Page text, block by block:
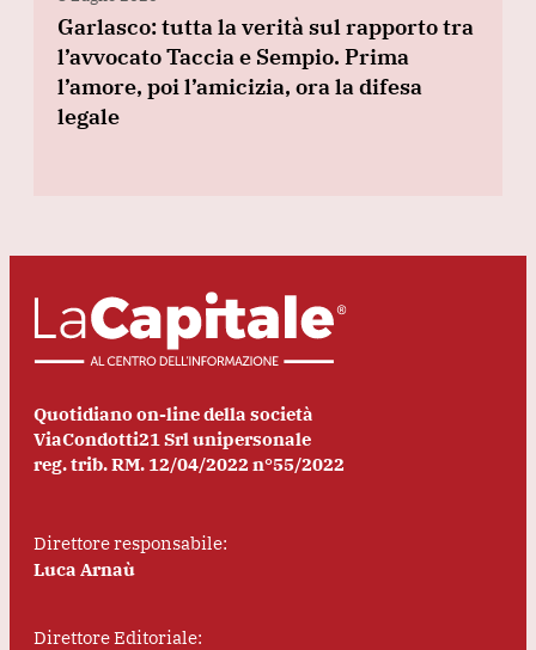
Garlasco: tutta la verità sul rapporto tra
l’avvocato Taccia e Sempio. Prima
l’amore, poi l’amicizia, ora la difesa
legale
Quotidiano on-line della società
ViaCondotti21 Srl unipersonale
reg. trib. RM. 12/04/2022 n°55/2022
Direttore responsabile:
Luca Arnaù
Direttore Editoriale: